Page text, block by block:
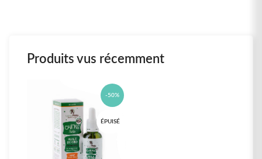
Produits vus récemment
-50%
ÉPUISÉ